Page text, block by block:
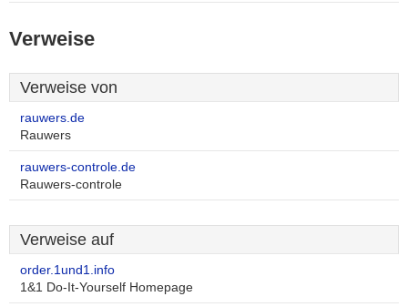
Verweise
Verweise von
rauwers.de
Rauwers
rauwers-controle.de
Rauwers-controle
Verweise auf
order.1und1.info
1&1 Do-It-Yourself Homepage